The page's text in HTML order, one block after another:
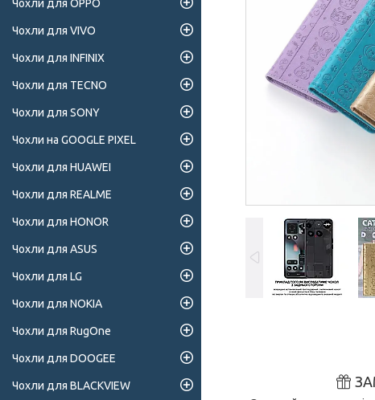
Чохли для OPPO
Чохли для VIVO
Чохли для INFINIX
Чохли для TECNO
Чохли для SONY
Чохли на GOOGLE PIXEL
Чохли для HUAWEI
Чохли для REALME
Чохли для HONOR
Чохли для ASUS
Чохли для LG
Чохли для NOKIA
Чохли для RugOne
Чохли для DOOGEE
Чохли для BLACKVIEW